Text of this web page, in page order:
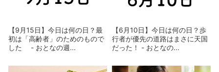
【9月15日】今日は何の日？最
初は「高齢者」のためのもので
した - おとなの週...
【6月10日】今日は何の日？歩
行者が優先の道路はまさに天国
だった！ - おとなの...